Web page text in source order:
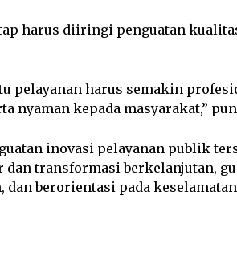
harus diiringi penguatan
pelayanan harus semakin
nyaman kepada masyarakat,”
inovasi pelayanan publik
transformasi berkelanjutan,
berorientasi pada